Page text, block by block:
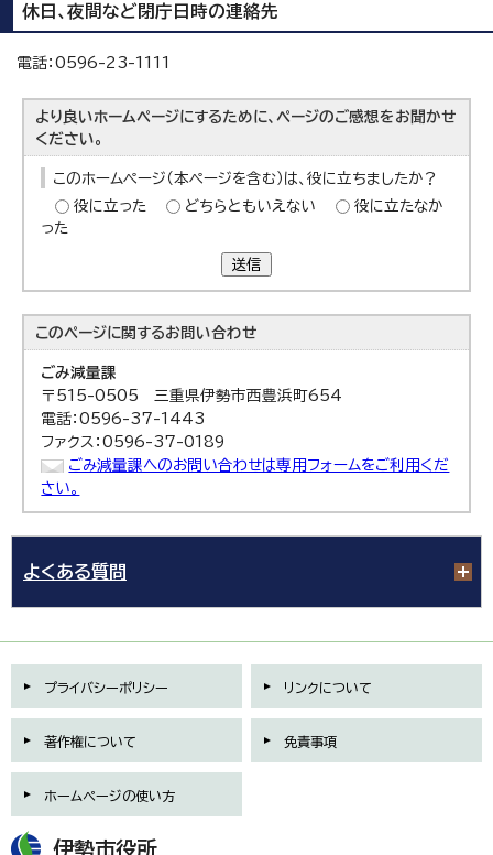
休日、夜間など閉庁日時の連絡先
電話：0596-23-1111
より良いホームページにするために、ページのご感想をお聞かせ
ください。
このホームページ（本ページを含む）は、役に立ちましたか？
役に立った
どちらともいえない
役に立たなか
った
送信
このページに関するお問い合わせ
ごみ減量課
〒515-0505 三重県伊勢市西豊浜町654
電話：0596-37-1443
ファクス：0596-37-0189
ごみ減量課へのお問い合わせは専用フォームをご利用くだ
さい。
よくある質問
プライバシーポリシー リンクについて
著作権について 免責事項
ホームページの使い方
伊勢市役所